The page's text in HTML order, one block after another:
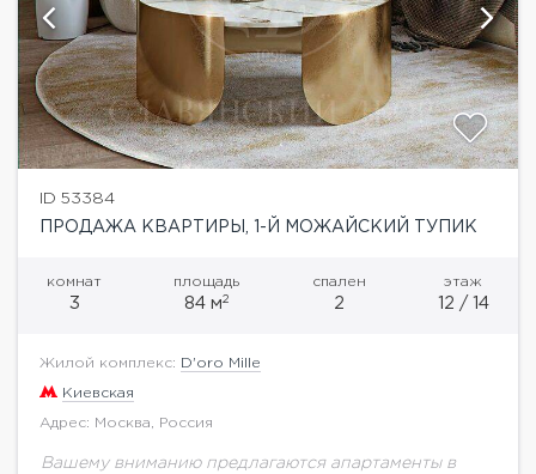
ID 53384
ПРОДАЖА КВАРТИРЫ, 1-Й МОЖАЙСКИЙ ТУПИК
комнат
3
площадь
84 м2
спален
2
этаж
12 / 14
Жилой комплекс: D'oro Mille
Киевская
Адрес: Москва, Россия
Вашему вниманию предлагаются апартаменты в